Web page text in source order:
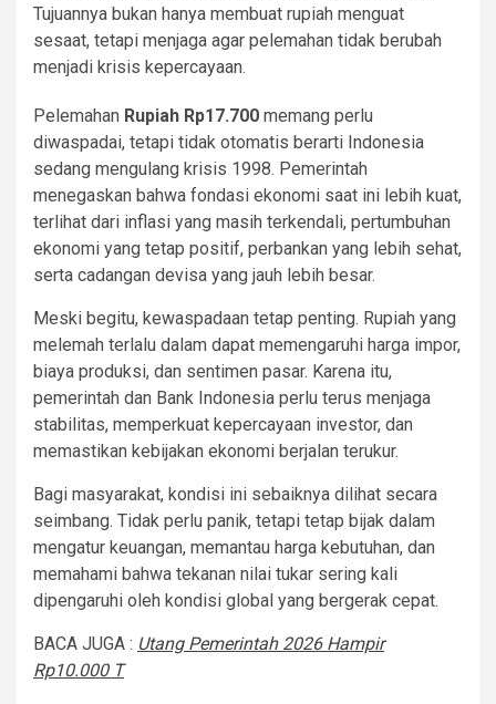
Tujuannya bukan hanya membuat rupiah menguat
sesaat, tetapi menjaga agar pelemahan tidak berubah
menjadi krisis kepercayaan.
Pelemahan Rupiah Rp17.700 memang perlu
diwaspadai, tetapi tidak otomatis berarti Indonesia
sedang mengulang krisis 1998. Pemerintah
menegaskan bahwa fondasi ekonomi saat ini lebih kuat,
terlihat dari inflasi yang masih terkendali, pertumbuhan
ekonomi yang tetap positif, perbankan yang lebih sehat,
serta cadangan devisa yang jauh lebih besar.
Meski begitu, kewaspadaan tetap penting. Rupiah yang
melemah terlalu dalam dapat memengaruhi harga impor,
biaya produksi, dan sentimen pasar. Karena itu,
pemerintah dan Bank Indonesia perlu terus menjaga
stabilitas, memperkuat kepercayaan investor, dan
memastikan kebijakan ekonomi berjalan terukur.
Bagi masyarakat, kondisi ini sebaiknya dilihat secara
seimbang. Tidak perlu panik, tetapi tetap bijak dalam
mengatur keuangan, memantau harga kebutuhan, dan
memahami bahwa tekanan nilai tukar sering kali
dipengaruhi oleh kondisi global yang bergerak cepat.
BACA JUGA : Utang Pemerintah 2026 Hampir
Rp10.000 T